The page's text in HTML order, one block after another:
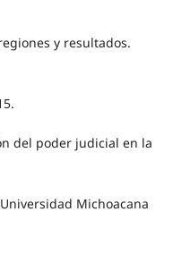
y resultados.
del poder judicial en la
Michoacana